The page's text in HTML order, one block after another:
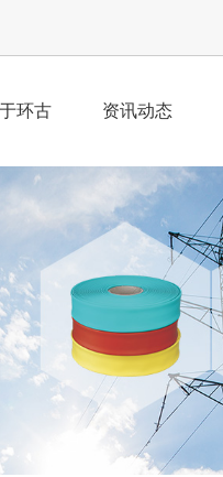
环古
司简介
理念
架构
寄语
资讯动态
公司新闻
行业动态